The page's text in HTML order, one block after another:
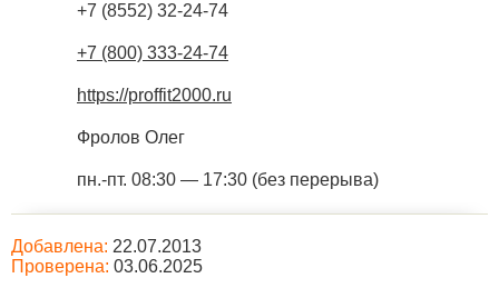
+7 (8552) 32-24-74
+7 (800) 333-24-74
https://proffit2000.ru
Фролов Олег
пн.-пт. 08:30 — 17:30 (без перерыва)
Добавлена: 22.07.2013
Проверена: 03.06.2025